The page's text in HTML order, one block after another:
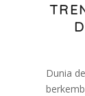
Dunia